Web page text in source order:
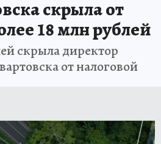
скрыла от
18 млн рублей
скрыла директор
от налоговой